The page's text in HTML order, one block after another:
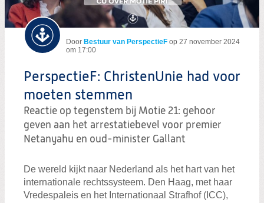
Zoeken:
Door Bestuur van PerspectieF op 27 november 2024
om 17:00
PerspectieF: ChristenUnie had voor
moeten stemmen
Reactie op tegenstem bij Motie 21: gehoor
geven aan het arrestatiebevel voor premier
Netanyahu en oud-minister Gallant
De wereld kijkt naar Nederland als het hart van het
internationale rechtssysteem. Den Haag, met haar
Vredespaleis en het Internationaal Strafhof (ICC),